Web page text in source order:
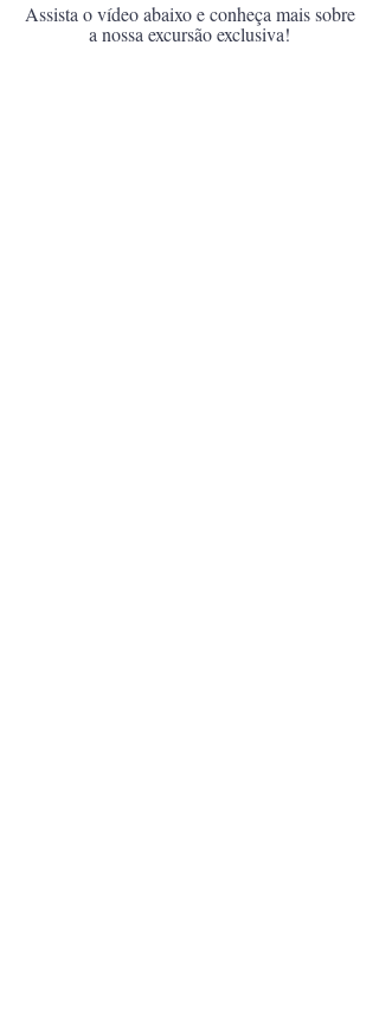
Assista o vídeo abaixo e conheça mais sobre
a nossa excursão exclusiva!